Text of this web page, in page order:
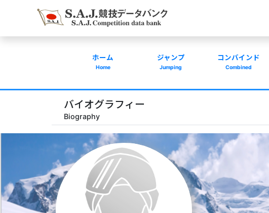
ホーム
Home
ジャンプ
Jumping
コンバインド
Combined
バイオグラフィー
Biography